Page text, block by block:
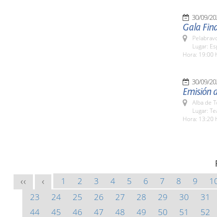
30/09/
Gala
Lugar:
Hora: 19:00
30/09/
Emisión
Alba de
Lugar:
Hora: 13:20
<< < 1 2 3 4 5 6 7 8 9
23
24 25 26 27 28 29 30
31
44
45 46 47 48 49 50 51 52